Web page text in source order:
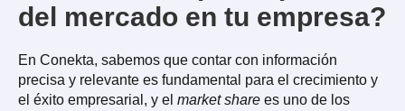
del mercado en tu empresa?
En Conekta, sabemos que contar con información
precisa y relevante es fundamental para el crecimiento y
el éxito empresarial, y el market share es uno de los